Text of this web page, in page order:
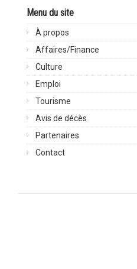
Menu du site
À propos
Affaires/Finance
Culture
Emploi
Tourisme
Avis de décès
Partenaires
Contact